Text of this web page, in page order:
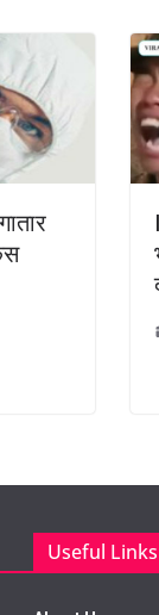
Useful Links